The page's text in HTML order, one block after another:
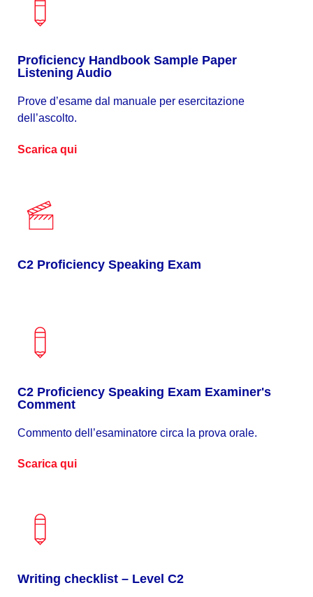
Proficiency Handbook Sample Paper
Listening Audio
Prove d’esame dal manuale per esercitazione
dell’ascolto.
Scarica qui
C2 Proficiency Speaking Exam
C2 Proficiency Speaking Exam Examiner's
Comment
Commento dell’esaminatore circa la prova orale.
Scarica qui
Writing checklist – Level C2